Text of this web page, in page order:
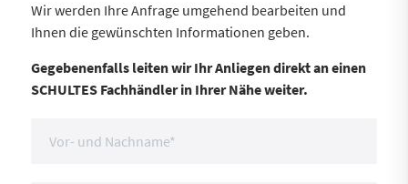
Wir werden Ihre Anfrage umgehend bearbeiten und
Ihnen die gewünschten Informationen geben.
Gegebenenfalls leiten wir Ihr Anliegen direkt an einen
SCHULTES Fachhändler in Ihrer Nähe weiter.